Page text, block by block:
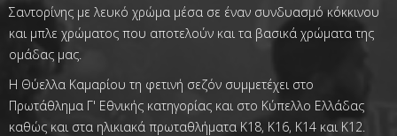
Σαντορίνης με λευκό χρώμα μέσα σε έναν συνδυασμό κόκκινου
και μπλε χρώματος που αποτελούν και τα βασικά χρώματα της
ομάδας μας.
Η Θύελλα Καμαρίου τη φετινή σεζόν συμμετέχει στο
Πρωτάθλημα Γ' Εθνικής κατηγορίας και στο Κύπελλο Ελλάδας
καθώς και στα ηλικιακά πρωταθλήματα Κ18, Κ16, Κ14 και Κ12.